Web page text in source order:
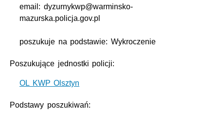
email: dyzurnykwp@warminsko-
mazurska.policja.gov.pl
poszukuje na podstawie: Wykroczenie
Poszukujące jednostki policji:
OL KWP Olsztyn
Podstawy poszukiwań: